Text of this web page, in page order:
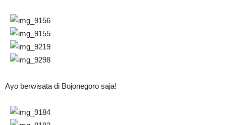
Ayo berwisata di Bojonegoro saja!